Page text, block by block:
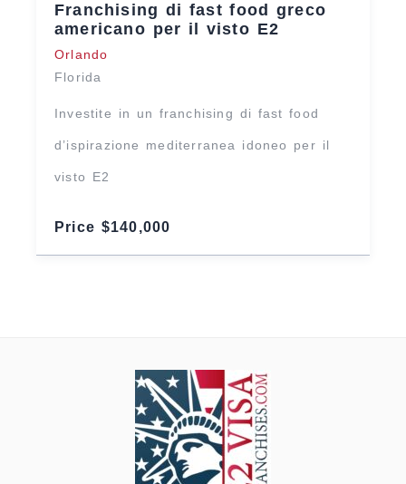
Franchising di fast food greco
americano per il visto E2
Orlando
Florida
Investite in un franchising di fast food
d’ispirazione mediterranea idoneo per il
visto E2
Price $140,000